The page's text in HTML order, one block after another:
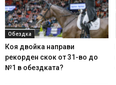
Обездка
Коя двойка направи
рекорден скок от 31-во до
№1 в обездката?